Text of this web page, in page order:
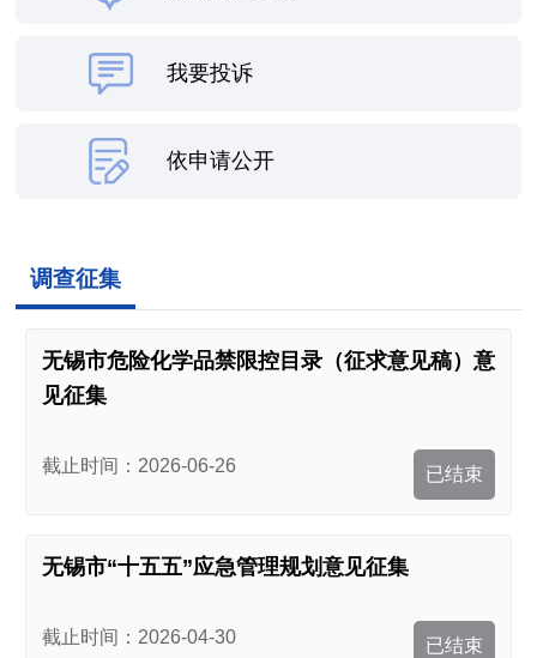
我要投诉
依申请公开
调查征集
无锡市危险化学品禁限控目录（征求意见稿）意
见征集
截止时间：2026-06-26 已结束
无锡市“十五五”应急管理规划意见征集
截止时间：2026-04-30 已结束